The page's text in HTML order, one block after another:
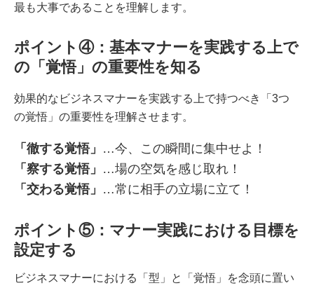
最も大事であることを理解します。
ポイント④：基本マナーを実践する上で
の「覚悟」の重要性を知る
効果的なビジネスマナーを実践する上で持つべき「3つ
の覚悟」の重要性を理解させます。
「徹する覚悟」 …今、この瞬間に集中せよ！
「察する覚悟」 …場の空気を感じ取れ！
「交わる覚悟」 …常に相手の立場に立て！
ポイント⑤：マナー実践における目標を
設定する
ビジネスマナーにおける「型」と「覚悟」を念頭に置い